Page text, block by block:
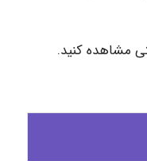
مشاهده کنید.